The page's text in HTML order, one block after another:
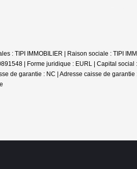
: TIPI IMMOBILIER | Raison sociale : TIPI
| Forme juridique : EURL | Capital social
de garantie : NC | Adresse caisse de